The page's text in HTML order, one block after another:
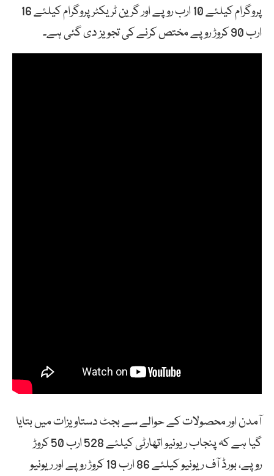
پروگرام کیلئے 10 ارب روپے اور گرین ٹریکٹر پروگرام کیلئے 16
ارب 90 کروڑ روپے مختص کرنے کی تجویز دی گئی ہے۔
آمدن اور محصولات کے حوالے سے بجٹ دستاویزات میں بتایا
گیا ہے کہ پنجاب ریونیو اتھارٹی کیلئے 528 ارب 50 کروڑ
روپے، بورڈ آف ریونیو کیلئے 86 ارب 19 کروڑ روپے اور ریونیو